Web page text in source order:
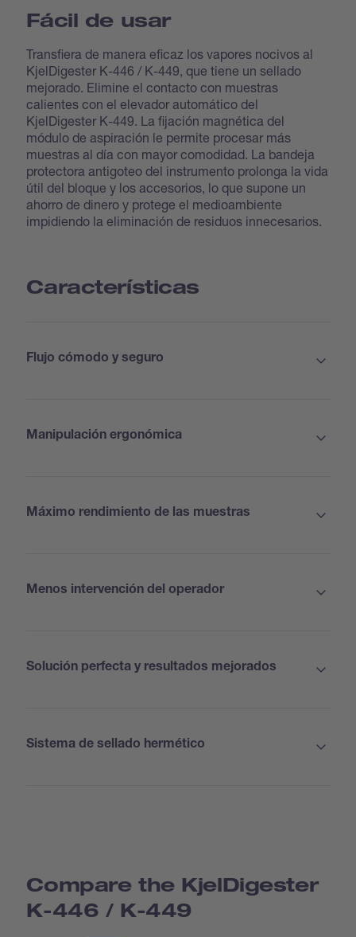
Fácil de usar
Transfiera de manera eficaz los vapores nocivos al
KjelDigester K-446 / K-449, que tiene un sellado
mejorado. Elimine el contacto con muestras
calientes con el elevador automático del
KjelDigester K-449. La fijación magnética del
módulo de aspiración le permite procesar más
muestras al día con mayor comodidad. La bandeja
protectora antigoteo del instrumento prolonga la vida
útil del bloque y los accesorios, lo que supone un
ahorro de dinero y protege el medioambiente
impidiendo la eliminación de residuos innecesarios.
Características
Flujo cómodo y seguro
Manipulación ergonómica
Máximo rendimiento de las muestras
Menos intervención del operador
Solución perfecta y resultados mejorados
Sistema de sellado hermético
Compare the KjelDigester
K-446 / K-449